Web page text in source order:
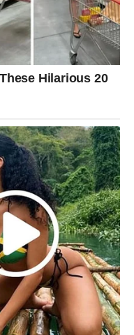
Ovo je period u
iskrenost, ili
navici i strahu od
su dobijali, karma
da se
ZNAČI
sada ruši kod Raka
da boli i da se
ispred svojih,
Karma sada jasno
odricanje nije